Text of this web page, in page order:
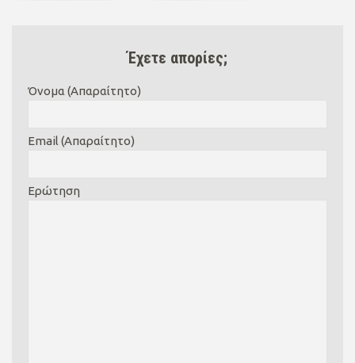
Έχετε απορίες;
Όνομα (Απαραίτητο)
Email (Απαραίτητο)
Ερώτηση